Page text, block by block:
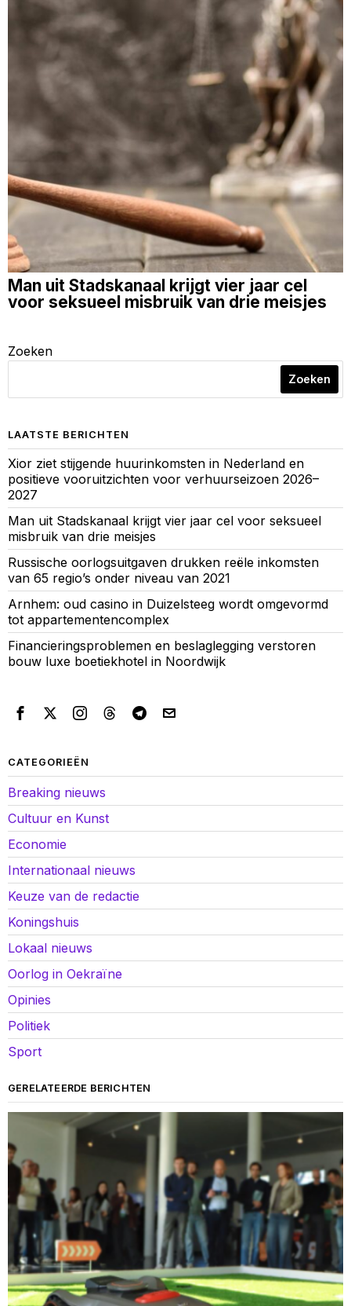
Man uit Stadskanaal krijgt vier jaar cel
voor seksueel misbruik van drie meisjes
Zoeken
Zoeken
LAATSTE BERICHTEN
Xior ziet stijgende huurinkomsten in Nederland en
positieve vooruitzichten voor verhuurseizoen 2026–
2027
Man uit Stadskanaal krijgt vier jaar cel voor seksueel
misbruik van drie meisjes
Russische oorlogsuitgaven drukken reële inkomsten
van 65 regio’s onder niveau van 2021
Arnhem: oud casino in Duizelsteeg wordt omgevormd
tot appartementencomplex
Financieringsproblemen en beslaglegging verstoren
bouw luxe boetiekhotel in Noordwijk
CATEGORIEËN
Breaking nieuws
Cultuur en Kunst
Economie
Internationaal nieuws
Keuze van de redactie
Koningshuis
Lokaal nieuws
Oorlog in Oekraïne
Opinies
Politiek
Sport
GERELATEERDE BERICHTEN